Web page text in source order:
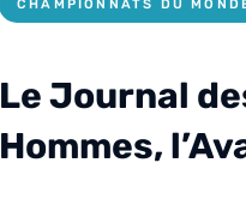
CHAMPIONNATS DU
Le Journal
Hommes,